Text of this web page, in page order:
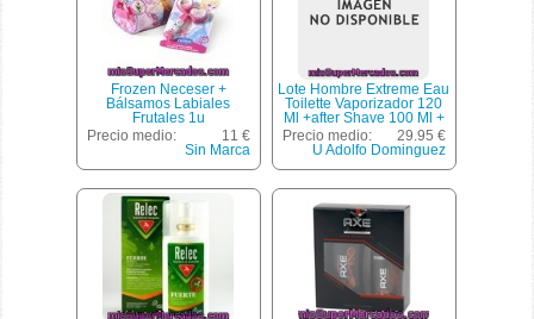
Frozen Neceser +
Bálsamos Labiales
Frutales 1u
Precio medio:
11 €
Sin Marca
Lote Hombre Extreme Eau
Toilette Vaporizador 120
Ml +after Shave 100 Ml +
Gel 100 Ml ***novedad***,
Adolfo Dominguez, U
Precio medio:
29.95 €
U Adolfo Dominguez